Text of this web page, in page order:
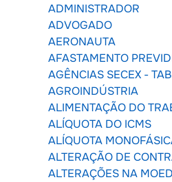
ADMINISTRADOR
ADVOGADO
AERONAUTA
AFASTAMENTO
AGÊNCIAS SECEX -
AGROINDÚSTRIA
ALIMENTAÇÃO DO
ALÍQUOTA DO ICMS
ALÍQUOTA
ALTERAÇÃO DE
ALTERAÇÕES NA